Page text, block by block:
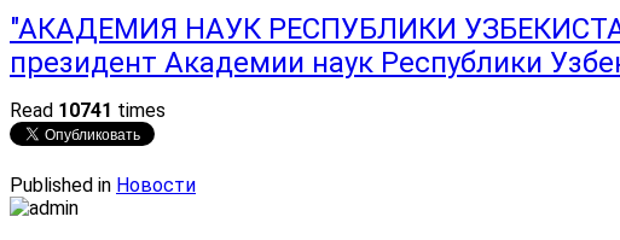
"АКАДЕМИЯ НАУК РЕСПУБЛИКИ
президент Академии наук Республики
Read 10741 times
Published in Новости